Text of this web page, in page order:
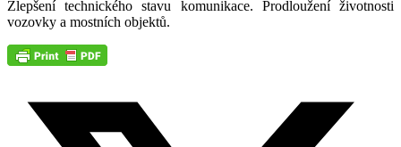
Zlepšení technického stavu komunikace. Prodloužení životnosti
vozovky a mostních objektů.